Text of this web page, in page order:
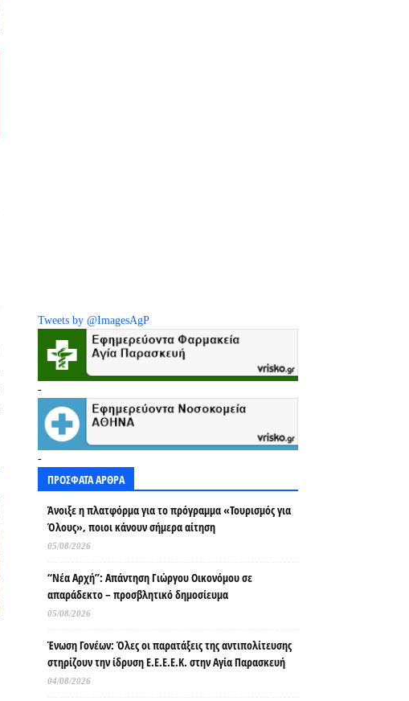
Tweets by @ImagesAgP
-
-
ΠΡΟΣΦΑΤΑ ΑΡΘΡΑ
Άνοιξε η πλατφόρμα για το πρόγραμμα «Τουρισμός για
Όλους», ποιοι κάνουν σήμερα αίτηση
05/08/2026
“Νέα Αρχή”: Απάντηση Γιώργου Οικονόμου σε
απαράδεκτο – προσβλητικό δημοσίευμα
05/08/2026
Ένωση Γονέων: Όλες οι παρατάξεις της αντιπολίτευσης
στηρίζουν την ίδρυση Ε.Ε.Ε.Ε.Κ. στην Αγία Παρασκευή
04/08/2026